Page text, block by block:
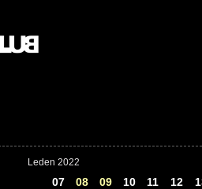
Leden 2022
07 08 09 10 11 12